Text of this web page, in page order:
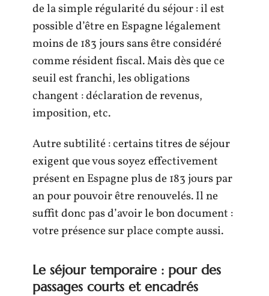
de la simple régularité du séjour : il est
possible d’être en Espagne légalement
moins de 183 jours sans être considéré
comme résident fiscal. Mais dès que ce
seuil est franchi, les obligations
changent : déclaration de revenus,
imposition, etc.
Autre subtilité : certains titres de séjour
exigent que vous soyez effectivement
présent en Espagne plus de 183 jours par
an pour pouvoir être renouvelés. Il ne
suffit donc pas d’avoir le bon document :
votre présence sur place compte aussi.
Le séjour temporaire : pour des
passages courts et encadrés